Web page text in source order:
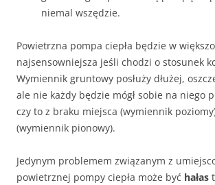
niemal wszędzie.
Powietrzna pompa ciepła będzie w
najsensowniejsza jeśli chodzi o stosunek
Wymiennik gruntowy posłuży dłużej,
ale nie każdy będzie mógł sobie na niego
czy to z braku miejsca (wymiennik
(wymiennik pionowy).
Jedynym problemem związanym z
powietrznej pompy ciepła może być hałas